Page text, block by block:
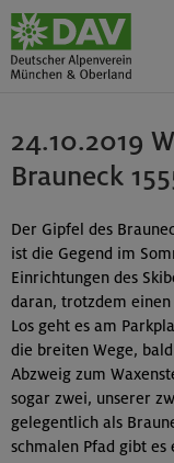
24.10.2019
Brauneck
Der Gipfel des
ist die Gegend im
Einrichtungen des
daran, trotzdem
Los geht es am
die breiten Wege,
Abzweig zum
sogar zwei, unserer
gelegentlich als
schmalen Pfad gibt